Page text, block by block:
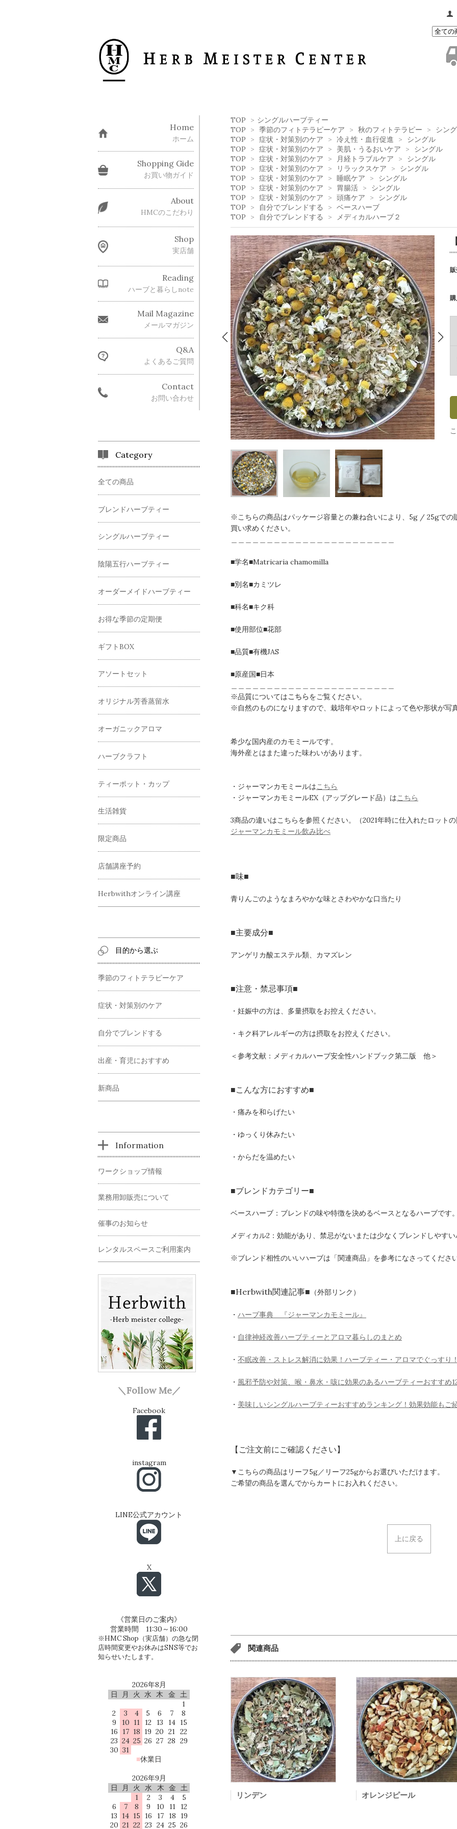
TOP > シングルハーブティー
TOP
> 季節のフィトテラピーケア > 秋のフィトテラピー >
シン
TOP
> 症状・対策別のケア > 冷え性・血行促進 >
シングル
TOP
> 症状・対策別のケア > 美肌・うるおいケア >
シングル
TOP
> 症状・対策別のケア > 月経トラブルケア >
シングル
TOP
> 症状・対策別のケア > リラックスケア >
シングル
TOP
> 症状・対策別のケア > 睡眠ケア >
シングル
TOP
> 症状・対策別のケア > 胃腸活 >
シングル
TOP
> 症状・対策別のケア > 頭痛ケア >
シングル
TOP
> 自分でブレンドする > ベースハーブ
TOP
> 自分でブレンドする > メディカルハーブ２
※こちらの商品はパッケージ容量との兼ね合いにより、5g / 25gでの
買い求めください。
■学名■Matricaria chamomilla
■別名■カミツレ
■科名■キク科
■使用部位■花部
■品質■有機JAS
■原産国■日本
※品質についてはこちらをご覧ください。
※自然のものになりますので、栽培年やロットによって色や形状が写
希少な国内産のカモミールです。
海外産とはまた違った味わいがあります。
・ジャーマンカモミールはこちら
・ジャーマンカモミールEX（アップグレード品）はこちら
3商品の違いはこちらを参照ください。（2021年時に仕入れたロットの
ジャーマンカモミール飲み比べ
■味■
青りんごのようなまろやかな味とさわやかな口当たり
■主要成分■
アンゲリカ酸エステル類、カマズレン
■注意・禁忌事項■
・妊娠中の方は、多量摂取をお控えください。
・キク科アレルギーの方は摂取をお控えください。
＜参考文献：メディカルハーブ安全性ハンドブック第二版 他＞
■こんな方におすすめ■
・痛みを和らげたい
・ゆっくり休みたい
・からだを温めたい
■ブレンドカテゴリー■
ベースハーブ：ブレンドの味や特徴を決めるベースとなるハーブです。
メディカル2：効能があり、禁忌がないまたは少なくブレンドしやすい
※ブレンド相性のいいハーブは「関連商品」を参考になさってください
■Herbwith関連記事■ （外部リンク）
・ ハーブ事典 『ジャーマンカモミール』
・ 自律神経改善ハーブティーとアロマ暮らしのまとめ
・ 不眠改善・ストレス解消に効果！ハーブティー・アロマでぐっすり
・ 風邪予防や対策、喉・鼻水・咳に効果のあるハーブティーおすすめ
・ 美味しいシングルハーブティーおすすめランキング！効果効能もご
【ご注文前にご確認ください】
▼こちらの商品はリーフ5g／リーフ25gからお選びいただけます。
ご希望の商品を選んでからカートにお入れください。
上に戻る
関連商品
リンデン オレンジピール
Home
ホーム
Shopping Gide
お買い物ガイド
About
HMCのこだわり
Shop
実店舗
Reading
ハーブと暮らしnote
Mail Magazine
メールマガジン
Q&A
よくあるご質問
Contact
お問い合わせ
Category
全ての商品
ブレンドハーブティー
シングルハーブティー
陰陽五行ハーブティー
オーダーメイドハーブティー
お得な季節の定期便
ギフトBOX
アソートセット
オリジナル芳香蒸留水
オーガニックアロマ
ハーブクラフト
ティーポット・カップ
生活雑貨
限定商品
店舗講座予約
Herbwithオンライン講座
目的から選ぶ
季節のフィトテラピーケア
症状・対策別のケア
自分でブレンドする
出産・育児におすすめ
新商品
Information
ワークショップ情報
業務用卸販売について
催事のお知らせ
レンタルスペースご利用案内
＼Follow Me／
Facebook
instagram
LINE公式アカウント
X
《営業日のご案内》
営業時間 11:30～16:00
※HMC Shop（実店舗）の急な閉
店時間変更やお休みはSNS等でお
知らせいたします。
2026年8月
日
月 火 水 木 金
土
1
2
3 4 5 6 7
8
9
10 11 12 13 14 15
16
17 18 19 20 21
22
23 24 25 26 27 28 29
30 31
■休業日
2026年9月
日
月 火 水 木 金
土
1
2 3 4
5
6
7 8 9 10 11
12
13
14 15 16 17 18
19
20 21 22 23 24 25 26